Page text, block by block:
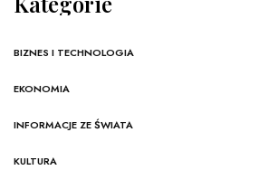
BIZNES I TECHNOLOGIA
EKONOMIA
INFORMACJE ZE ŚWIATA
KULTURA